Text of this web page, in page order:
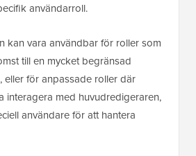
användarroll.
kan vara användbar för roller som
till en mycket begränsad
eller för anpassade roller där
interagera med huvudredigeraren,
användare för att hantera